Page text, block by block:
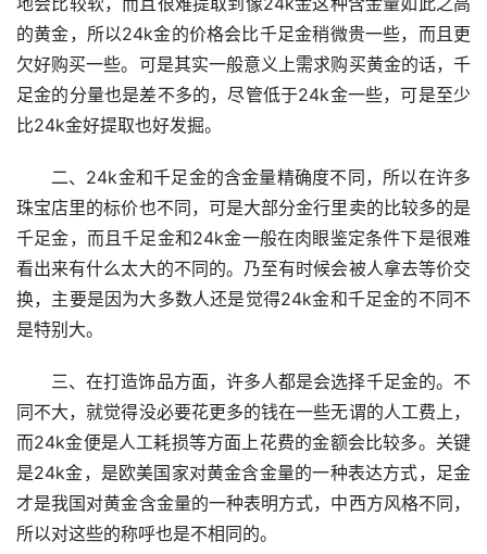
的黄金，所以24k金的价格会比千足金稍微贵一些，而且更
欠好购买一些。可是其实一般意义上需求购买黄金的话，千
足金的分量也是差不多的，尽管低于24k金一些，可是至少
比24k金好提取也好发掘。
二、24k金和千足金的含金量精确度不同，所以在许多
珠宝店里的标价也不同，可是大部分金行里卖的比较多的是
千足金，而且千足金和24k金一般在肉眼鉴定条件下是很难
看出来有什么太大的不同的。乃至有时候会被人拿去等价交
换，主要是因为大多数人还是觉得24k金和千足金的不同不
是特别大。
三、在打造饰品方面，许多人都是会选择千足金的。不
同不大，就觉得没必要花更多的钱在一些无谓的人工费上，
而24k金便是人工耗损等方面上花费的金额会比较多。关键
是24k金，是欧美国家对黄金含金量的一种表达方式，足金
才是我国对黄金含金量的一种表明方式，中西方风格不同，
所以对这些的称呼也是不相同的。